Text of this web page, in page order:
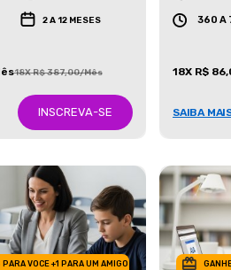
2 A 12 MESES
18X R$ 387,00/Mês
INSCREVA-SE
360 A
18X R$
SAIBA
VOCE +1 PARA UM AMIGO